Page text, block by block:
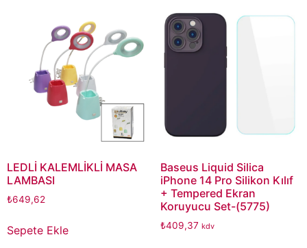
LEDLİ KALEMLİKLİ MASA
LAMBASI
₺649,62
Sepete Ekle
Baseus Liquid Silica
iPhone 14 Pro Silikon Kılıf
+ Tempered Ekran
Koruyucu Set-(5775)
₺409,37 kdv